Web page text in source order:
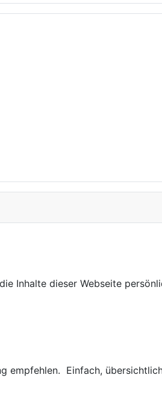
Inhalte dieser Webseite
empfehlen. Einfach,